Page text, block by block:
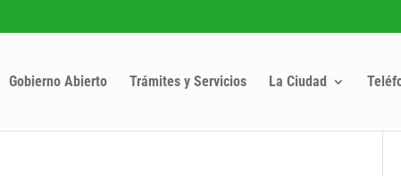
Gobierno Abierto Trámites y Servicios La Ciudad